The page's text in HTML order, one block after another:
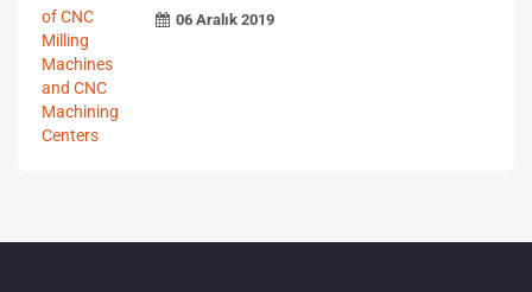
06 Aralık 2019